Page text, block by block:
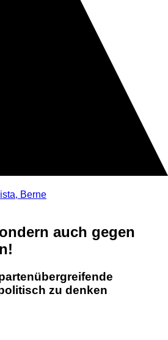
Berne
auch gegen
zu denken